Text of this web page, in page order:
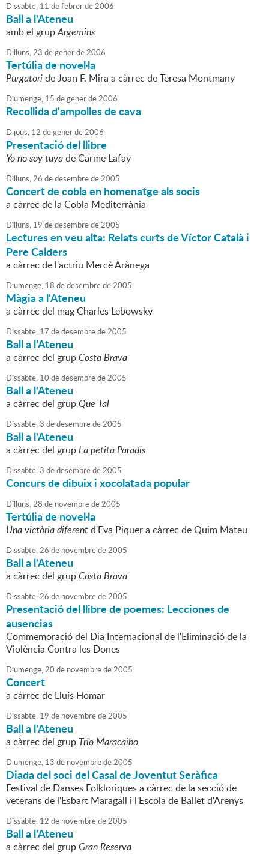
Dissabte, 11 defebrerde2006
Ball a l'Ateneu
amb el grupArgemins
Dilluns,23 degenerde2006
Tertúlia de novel·la
Purgatoride Joan F. Mira a càrrec de Teresa Montmany
Diumenge, 15 degenerde2006
Recollida d'ampolles de cava
Dijous, 12 degenerde2006
Presentació del llibre
Yo no soy tuyade Carme Lafay
Dilluns,26 dedesembrede2005
Concert de cobla en homenatge als socis
a càrrec de la Cobla Mediterrània
Dilluns, 19 dedesembrede2005
Lectures en veu alta: Relats curts de Víctor Català i
Pere Calders
a càrrec de l'actriu Mercè Arànega
Diumenge, 18 dedesembrede2005
Màgia a l'Ateneu
a càrrec del mag Charles Lebowsky
Dissabte, 17 dedesembrede2005
Ball a l'Ateneu
a càrrec del grupCosta Brava
Dissabte, 10 dedesembrede2005
Ball a l'Ateneu
a càrrec del grupQue Tal
Dissabte,3 dedesembrede2005
Ball a l'Ateneu
a càrrec del grupLa petita Paradis
Dissabte,3 dedesembrede2005
Concurs de dibuix i xocolatada popular
Dilluns,28 de novembrede2005
Tertúlia de novel·la
Una victòria diferentd'Eva Piquer a càrrec de Quim Mateu
Dissabte,26 de novembrede2005
Ball a l'Ateneu
a càrrec del grupCosta Brava
Dissabte,26 de novembrede2005
Presentació del llibre de poemes: Lecciones de
ausencias
Commemoració del Dia Internacional de l'Eliminació de la
Violència Contra les Dones
Diumenge,20 de novembrede2005
Concert
a càrrec de Lluís Homar
Dissabte, 19 de novembrede2005
Ball a l'Ateneu
a càrrec del grup Trio Maracaibo
Diumenge, 13 de novembrede2005
Diada del soci del Casal de Joventut Seràfica
Festival de Danses Folkloriques a càrrec de la secció de
veterans de l'Esbart Maragall i l'Escola de Ballet d'Arenys
Dissabte, 12 de novembrede2005
Ball a l'Ateneu
a càrrec del grupGran Reserva